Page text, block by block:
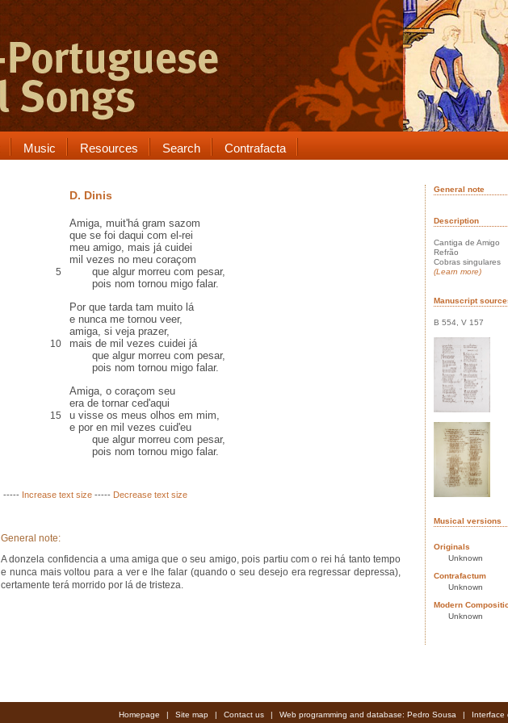
Music Resources Search Contrafacta
D. Dinis
Amiga, muit'há gram sazom
que se foi daqui com el-rei
meu amigo, mais já cuidei
mil vezes no meu coraçom
5
que algur morreu com pesar,
pois nom tornou migo falar.
Por que tarda tam muito lá
e nunca me tornou veer,
amiga, si veja prazer,
10
mais de mil vezes cuidei já
que algur morreu com pesar,
pois nom tornou migo falar.
Amiga, o coraçom seu
era de tornar ced'aqui
15
u visse os meus olhos em mim,
e por en mil vezes cuid'eu
que algur morreu com pesar,
pois nom tornou migo falar.
----- Increase text size ----- Decrease text size
General note:
A donzela confidencia a uma amiga que o seu amigo, pois partiu com o rei há tanto tempo
e nunca mais voltou para a ver e lhe falar (quando o seu desejo era regressar depressa),
certamente terá morrido por lá de tristeza.
General note
Description
Cantiga de Amigo
Refrão
Cobras singulares
(Learn more)
Manuscript
B 554, V 157
Musical versions
Originals
Unknown
Contrafactum
Unknown
Modern
Unknown
Homepage | Site map | Contact us | Web programming and database: Pedro Sousa | Interface